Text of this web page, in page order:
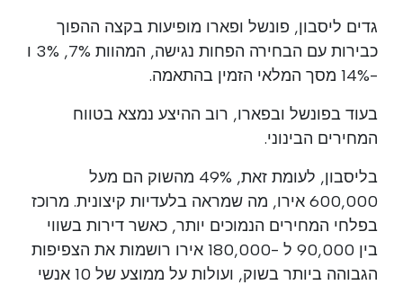
גדים ליסבון, פונשל ופארו מופיעות בקצה ההפוך
כבירות עם הבחירה הפחות נגישה, המהוות 7%, 3% ו
-14% מסך המלאי הזמין בהתאמה.
בעוד בפונשל ובפארו, רוב ההיצע נמצא בטווח
המחירים הבינוני.
בליסבון, לעומת זאת, 49% מהשוק הם מעל
600,000 אירו, מה שמראה בלעדיות קיצונית. מרוכז
בפלחי המחירים הנמוכים יותר, כאשר דירות בשווי
בין 90,000 ל -180,000 אירו רושמות את הצפיפות
הגבוהה ביותר בשוק, ועולות על ממוצע של 10 אנשי